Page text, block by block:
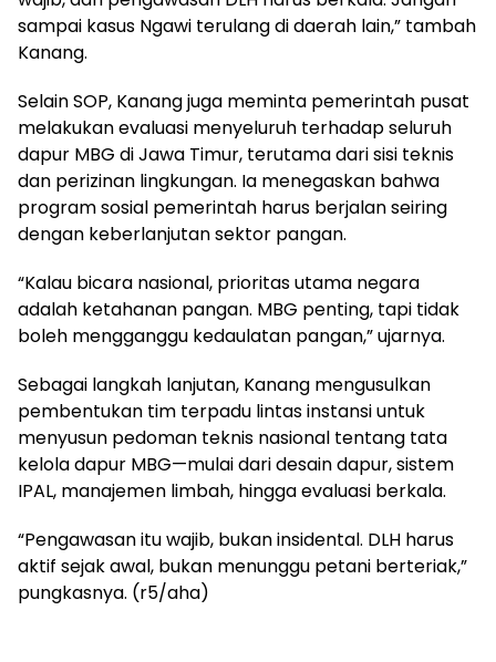
sampai kasus Ngawi terulang di daerah lain,” tambah
Kanang.
Selain SOP, Kanang juga meminta pemerintah pusat
melakukan evaluasi menyeluruh terhadap seluruh
dapur MBG di Jawa Timur, terutama dari sisi teknis
dan perizinan lingkungan. Ia menegaskan bahwa
program sosial pemerintah harus berjalan seiring
dengan keberlanjutan sektor pangan.
“Kalau bicara nasional, prioritas utama negara
adalah ketahanan pangan. MBG penting, tapi tidak
boleh mengganggu kedaulatan pangan,” ujarnya.
Sebagai langkah lanjutan, Kanang mengusulkan
pembentukan tim terpadu lintas instansi untuk
menyusun pedoman teknis nasional tentang tata
kelola dapur MBG—mulai dari desain dapur, sistem
IPAL, manajemen limbah, hingga evaluasi berkala.
“Pengawasan itu wajib, bukan insidental. DLH harus
aktif sejak awal, bukan menunggu petani berteriak,”
pungkasnya. (r5/aha)